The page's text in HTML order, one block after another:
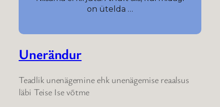
on ütelda …
Unerändur
Teadlik unenägemine ehk unenägemise reaalsus
läbi Teise Ise võtme